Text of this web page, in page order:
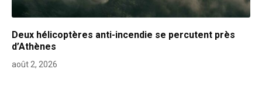
Deux hélicoptères anti-incendie se percutent près
d’Athènes
août 2, 2026